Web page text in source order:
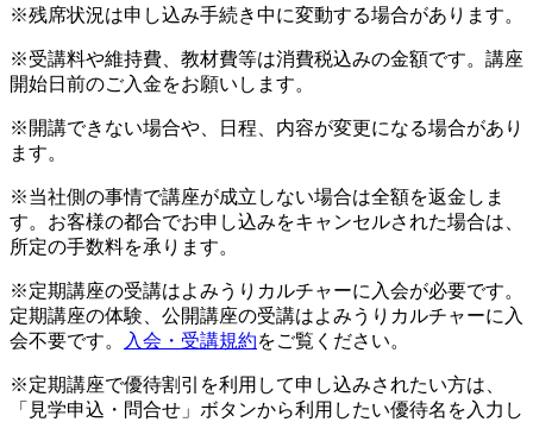
※残席状況は申し込み手続き中に変動する場合があります。
※受講料や維持費、教材費等は消費税込みの金額です。講座
開始日前のご入金をお願いします。
※開講できない場合や、日程、内容が変更になる場合があり
ます。
※当社側の事情で講座が成立しない場合は全額を返金しま
す。お客様の都合でお申し込みをキャンセルされた場合は、
所定の手数料を承ります。
※定期講座の受講はよみうりカルチャーに入会が必要です。
定期講座の体験、公開講座の受講はよみうりカルチャーに入
会不要です。
入会・受講規約をご覧ください。
※定期講座で優待割引を利用して申し込みされたい方は、
「見学申込・問合せ」ボタンから利用したい優待名を入力し